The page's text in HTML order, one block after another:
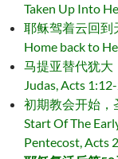
Taken Up Into
耶稣驾着云回到
Home back to
马提亚替代犹大
Judas, Acts
初期教会开始，
Start Of The
Pentecost, Acts